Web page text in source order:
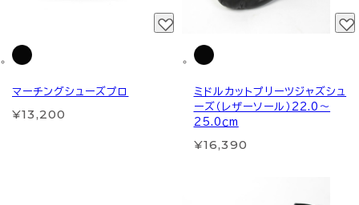
マーチングシューズプロ
¥13,200
ミドルカットプリーツジャズシュ
ーズ（レザーソール）22.0～
25.0ｃm
¥16,390